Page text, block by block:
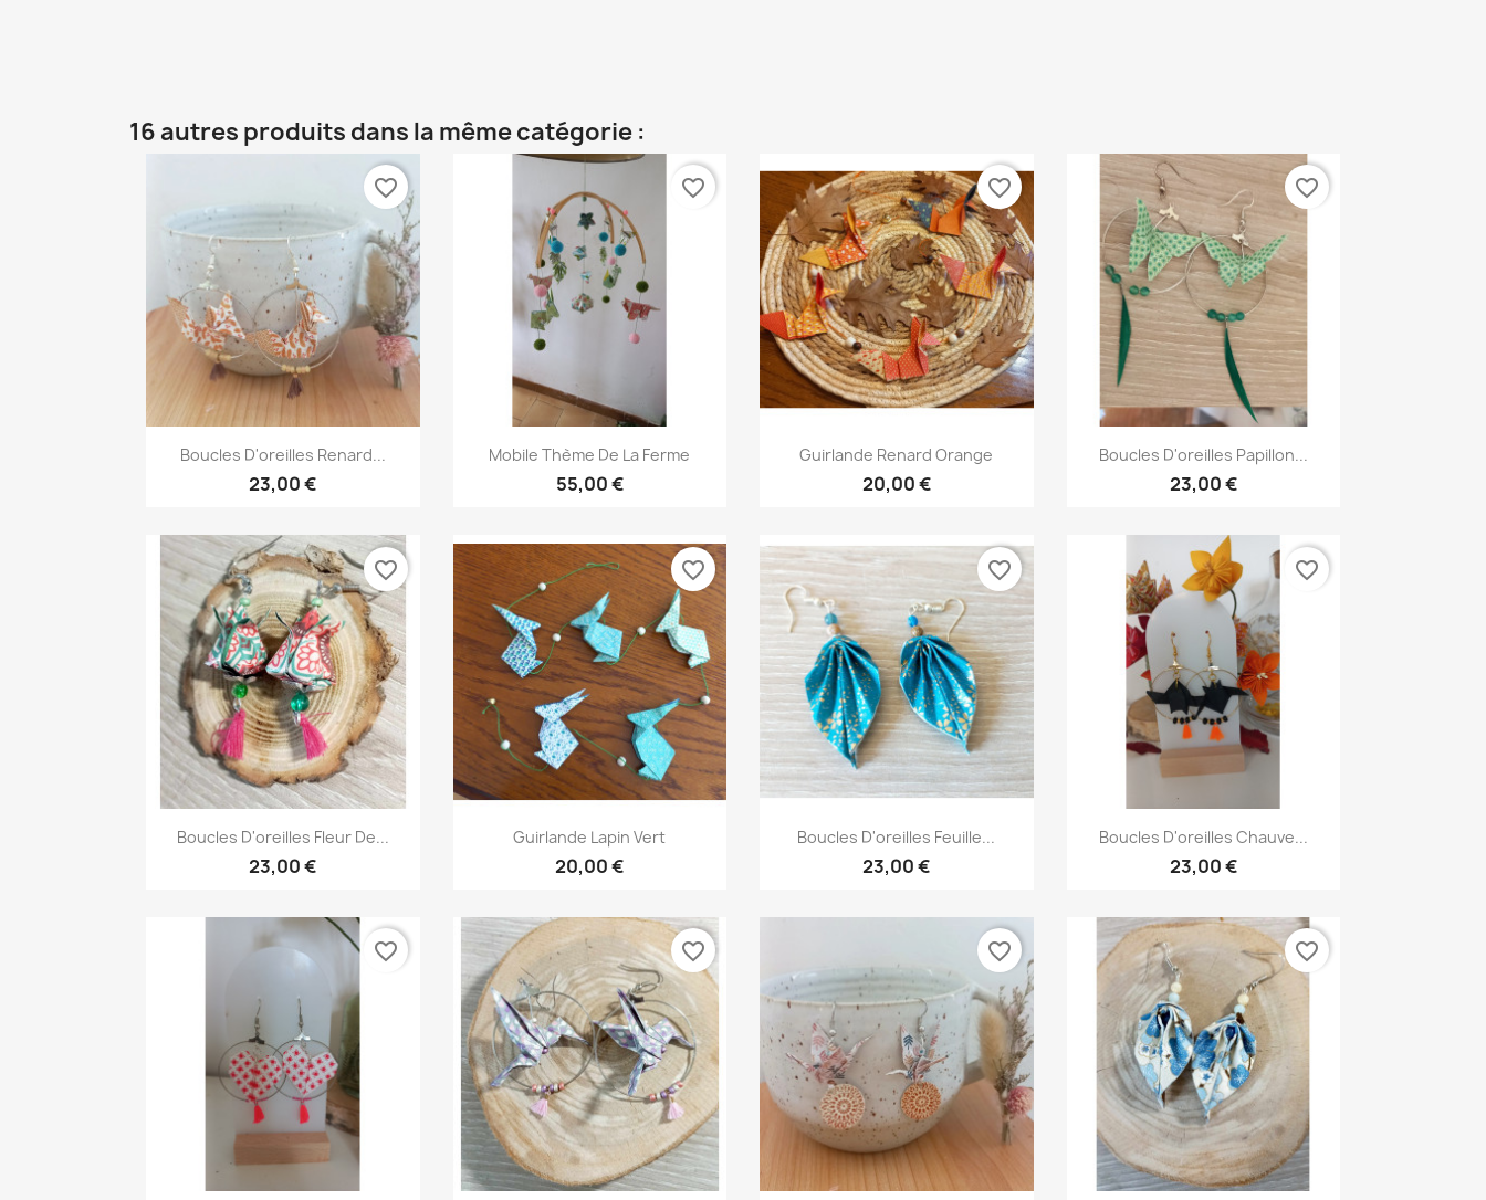
16 autres produits dans la même catégorie :
Aperçu rapide
Boucles D'oreilles Renard...
23,00 €
favorite_border
Aperçu rapide
Mobile Thème De La Ferme
55,00 €
favorite_border
Aperçu rapide
Guirlande Renard Orange
20,00 €
favorite_border
Aperçu rapide
Boucles D'oreilles Papillon...
23,00 €
favorite_border
Aperçu rapide
Boucles D'oreilles Fleur De...
23,00 €
favorite_border
Aperçu rapide
Guirlande Lapin Vert
20,00 €
favorite_border
Aperçu rapide
Boucles D'oreilles Feuille...
23,00 €
favorite_border
Aperçu rapide
Boucles D'oreilles Chauve...
23,00 €
favorite_border
favorite_border favorite_border favorite_border favorite_border